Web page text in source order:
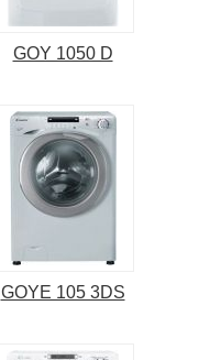
GOY 1050 D
GOYE 105 3DS